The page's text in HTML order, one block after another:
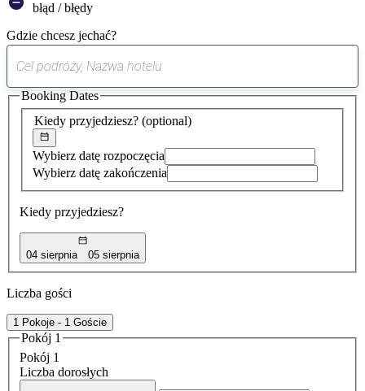
błąd / błędy
Gdzie chcesz jechać?
sugestia
została
znaleziona
Kiedy przyjedziesz? (optional)
Wybierz datę rozpoczęcia
Wybierz datę zakończenia
Kiedy przyjedziesz?
04 sierpnia 05 sierpnia
Booking Dates
Liczba gości
1 Pokoje - 1 Goście
Pokój 1
Pokój 1
Liczba dorosłych